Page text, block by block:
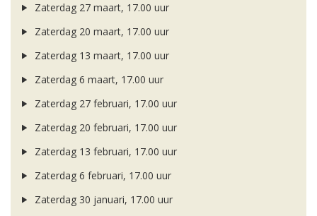
Zaterdag 27 maart, 17.00 uur
Zaterdag 20 maart, 17.00 uur
Zaterdag 13 maart, 17.00 uur
Zaterdag 6 maart, 17.00 uur
Zaterdag 27 februari, 17.00 uur
Zaterdag 20 februari, 17.00 uur
Zaterdag 13 februari, 17.00 uur
Zaterdag 6 februari, 17.00 uur
Zaterdag 30 januari, 17.00 uur